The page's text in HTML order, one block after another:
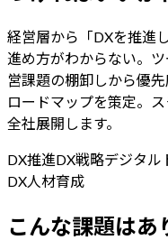
経営層から「DXを推進
進め方がわからない。
営課題の棚卸しから優
ロードマップを策定。
全社展開します。
DX推進DX戦略デジタル
DX人材育成
こんな課題はあ